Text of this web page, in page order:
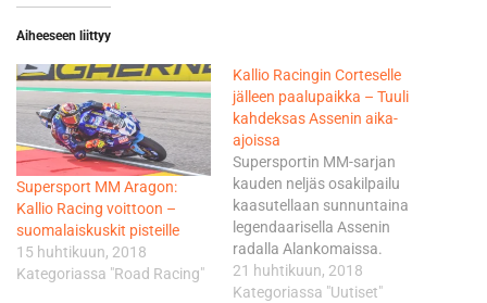
Aiheeseen liittyy
Supersport MM Aragon:
Kallio Racing voittoon –
suomalaiskuskit pisteille
15 huhtikuun, 2018
Kategoriassa "Road Racing"
Kallio Racingin Corteselle
jälleen paalupaikka – Tuuli
kahdeksas Assenin aika-
ajoissa
Supersportin MM-sarjan
kauden neljäs osakilpailu
kaasutellaan sunnuntaina
legendaarisella Assenin
radalla Alankomaissa.
Paalupaikalta kisaan
starttaa MM-pistekakkonen,
21 huhtikuun, 2018
Kategoriassa "Uutiset"